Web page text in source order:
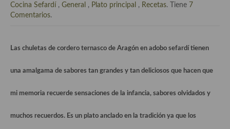
En la mesa: menaje, vajilla, técnicas de emplatado, decoración
Historia de la gastronomía, platos celebres, cocineros, críticos,
Origen y evolución de la comida
Protocolo y buenas maneras.
Ocio – restaurantes, bares, tabernas
Cocina Sefardí , General , Plato principal , Recetas. Tiene 7
Comentarios.
Las chuletas de cordero ternasco de Aragón en adobo sefardí tienen
una amalgama de sabores tan grandes y tan deliciosos que hacen que
mi memoria recuerde sensaciones de la infancia, sabores olvidados y
muchos recuerdos. Es un plato anclado en la tradición ya que los